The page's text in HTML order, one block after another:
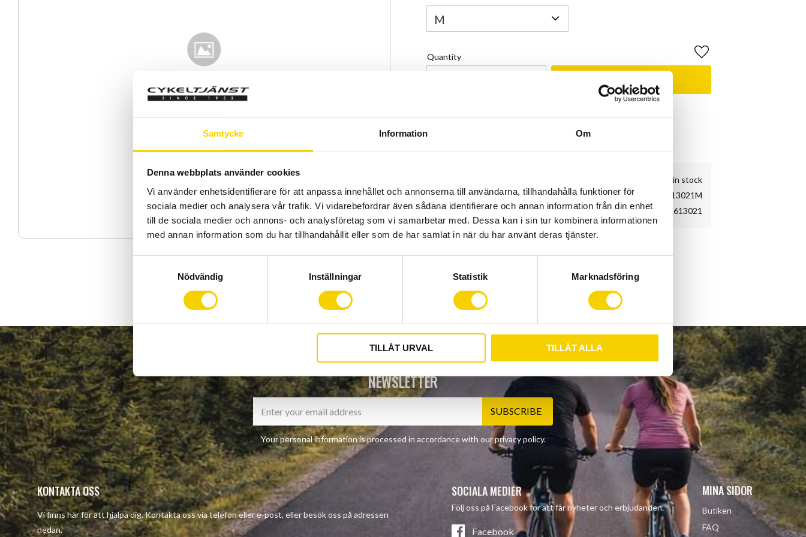
Samtycke Information Om
Denna webbplats använder cookies
Vi använder enhetsidentifierare för att anpassa innehållet och annonserna till användarna, tillhandahålla funktioner för
sociala medier och analysera vår trafik. Vi vidarebefordrar även sådana identifierare och annan information från din enhet
till de sociala medier och annons- och analysföretag som vi samarbetar med. Dessa kan i sin tur kombinera informationen
med annan information som du har tillhandahållit eller som de har samlat in när du har använt deras tjänster.
k
e
s
v
a
l
Nödvändig Inställningar Statistik Marknadsföring
TILLÅT URVAL TILLÅT ALLA
Quantity Add to favorites
Kunnig personal och hög kundnöjdhet
2 pc. in stock
Article SKU
11111613021M
Manufacturer article no
11111613021
NEWSLETTER
SUBSCRIBE
Your personal information is processed in accordance with ourprivacy policy.
KONTAKTA OSS
Vi finns här för att hjälpa dig. Kontakta oss via telefon eller e-post, eller besök oss på adressen
nedan.
SOCIALA MEDIER
Följ oss på Facebook för att får nyheter och erbjudanden.
Facebook
MINA SIDOR
Butiken
FAQ